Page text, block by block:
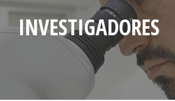
INVESTIGADORES